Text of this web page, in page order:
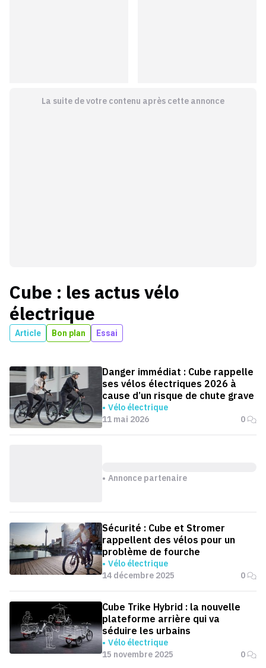
La suite de votre contenu après cette annonce
Cube : les actus vélo
électrique
Article Bon plan Essai
Danger immédiat : Cube rappelle
ses vélos électriques 2026 à
cause d’un risque de chute grave
Vélo électrique
11 mai 2026
0
Annonce partenaire
Sécurité : Cube et Stromer
rappellent des vélos pour un
problème de fourche
Vélo électrique
14 décembre 2025
0
Cube Trike Hybrid : la nouvelle
plateforme arrière qui va
séduire les urbains
Vélo électrique
15 novembre 2025
0